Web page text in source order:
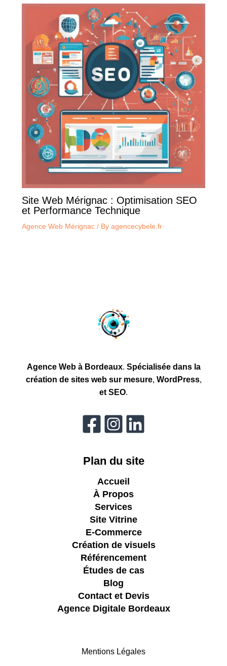
Site Web Mérignac : Optimisation SEO
et Performance Technique
Agence Web Mérignac/ By agencecybele.fr
Agence Web à Bordeaux. Spécialisée dans la
création de sites web sur mesure, WordPress,
et SEO.
Plan du site
Accueil
À Propos
Services
Site Vitrine
E-Commerce
Création de visuels
Référencement
Études de cas
Blog
Contact et Devis
Agence Digitale Bordeaux
Mentions Légales